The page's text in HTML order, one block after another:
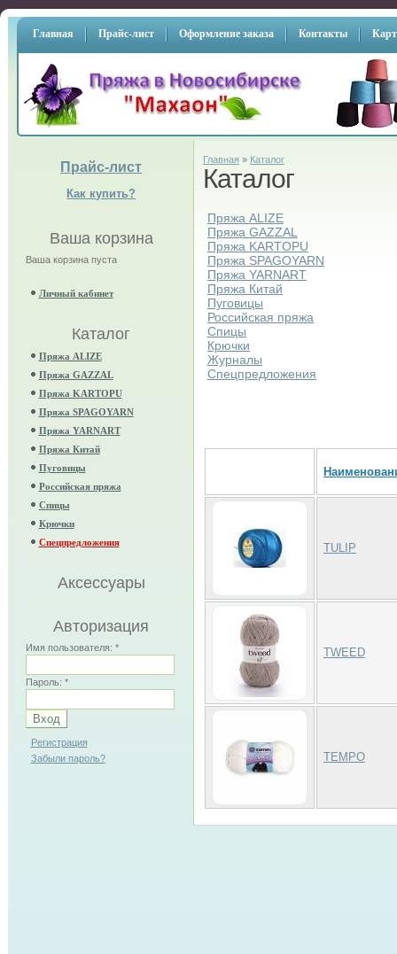
Главная Прайс-лист Оформление заказа Контакты
Прайс-лист
Как купить?
Ваша корзина
Ваша корзина пуста
Личный кабинет
Каталог
Пряжа ALIZE
Пряжа GAZZAL
Пряжа KARTOPU
Пряжа SPAGOYARN
Пряжа YARNART
Пряжа Китай
Пуговицы
Российская пряжа
Спицы
Крючки
Спецпредложения
Аксессуары
Авторизация
Имя пользователя: *
Пароль: *
Регистрация
Забыли пароль?
Главная » Каталог
Каталог
Пряжа ALIZE
Пряжа GAZZAL
Пряжа KARTOPU
Пряжа SPAGOYARN
Пряжа YARNART
Пряжа Китай
Пуговицы
Российская пряжа
Спицы
Крючки
Журналы
Спецпредложения
TULIP
TWEED
TEMPO